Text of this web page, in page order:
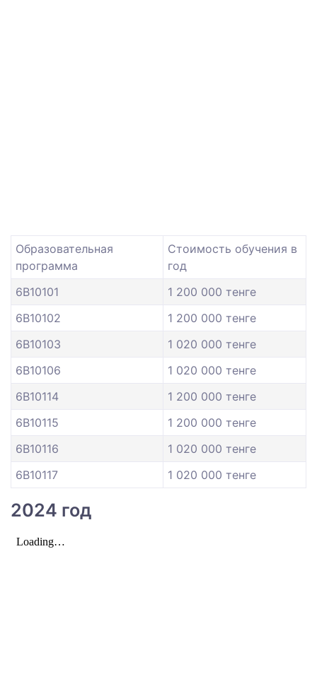
Образовательная
программа
Стоимость обучения в
год
6B10101
1 200 000 тенге
6B10102
1 200 000 тенге
6B10103
1 020 000 тенге
6B10106
1 020 000 тенге
6B10114
1 200 000 тенге
6B10115
1 200 000 тенге
6B10116
1 020 000 тенге
6B10117
1 020 000 тенге
2024 год